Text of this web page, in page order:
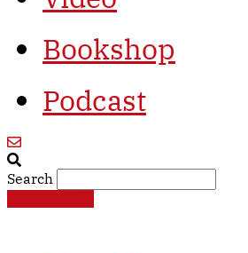
Bookshop
Podcast
Search